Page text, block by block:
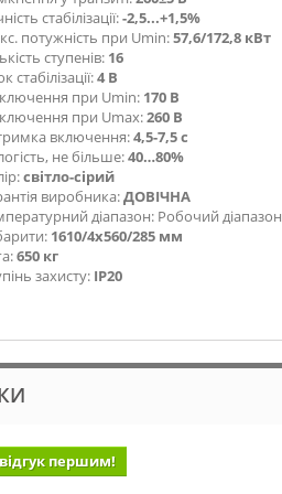
стабілізації:-2,5...+1,5%
потужність при Umin:57,6/172,8 кВт
ступенів: 16
стабілізації:4 В
при Umin: 170 В
при Umax:260 В
включення:4,5-7,5 с
не більше:40…80%
світло-сірий
виробника:ДОВІЧНА
діапазон: Робочий діапазон
1610/4х560/285 мм
650 кг
захисту: ІР20
першим!